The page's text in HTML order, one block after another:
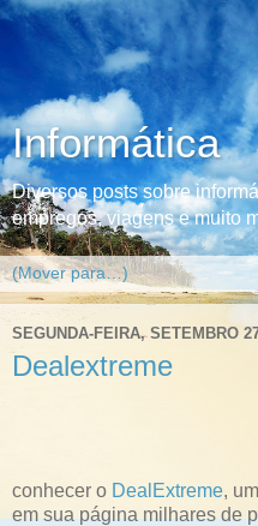
Informática
Diversos posts sobre
empregos, viagens e muito
SEGUNDA-FEIRA, SETEMBRO
Dealextreme
conhecer o DealExtreme,
em sua página milhares de